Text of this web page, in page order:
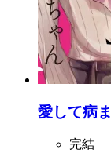
愛して病
完結